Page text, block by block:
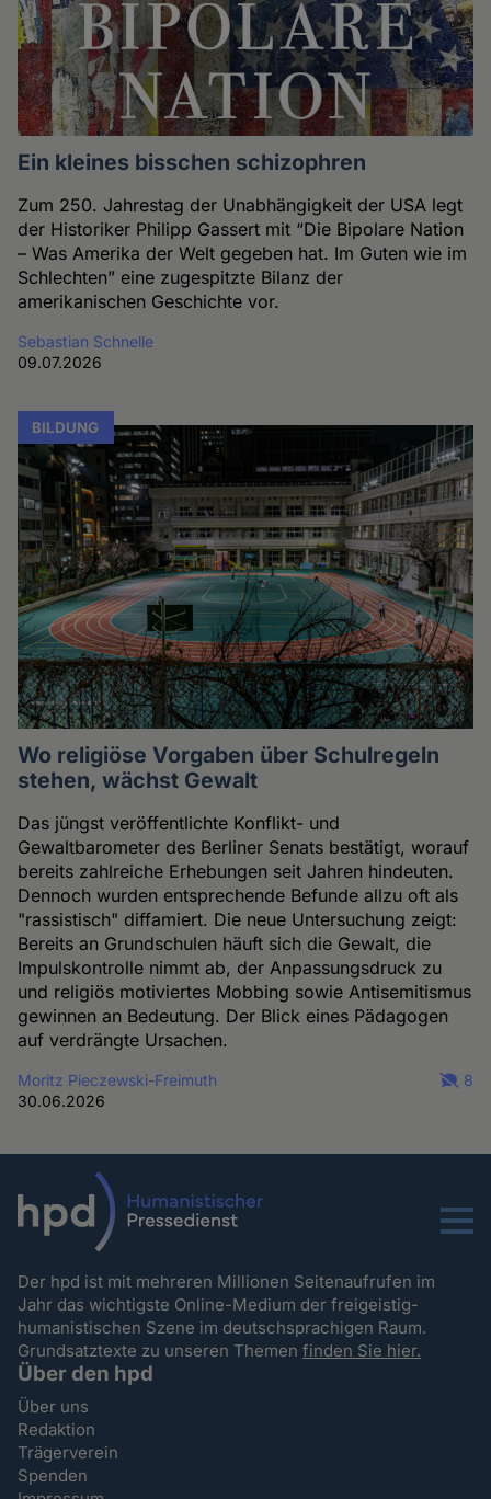
Ein kleines bisschen schizophren
Zum 250. Jahrestag der Unabhängigkeit der USA legt
der Historiker Philipp Gassert mit “Die Bipolare Nation
– Was Amerika der Welt gegeben hat. Im Guten wie im
Schlechten” eine zugespitzte Bilanz der
amerikanischen Geschichte vor.
Sebastian Schnelle
09.07.2026
BILDUNG
Wo religiöse Vorgaben über Schulregeln
stehen, wächst Gewalt
Das jüngst veröffentlichte Konflikt- und
Gewaltbarometer des Berliner Senats bestätigt, worauf
bereits zahlreiche Erhebungen seit Jahren hindeuten.
Dennoch wurden entsprechende Befunde allzu oft als
"rassistisch" diffamiert. Die neue Untersuchung zeigt:
Bereits an Grundschulen häuft sich die Gewalt, die
Impulskontrolle nimmt ab, der Anpassungsdruck zu
und religiös motiviertes Mobbing sowie Antisemitismus
gewinnen an Bedeutung. Der Blick eines Pädagogen
auf verdrängte Ursachen.
Moritz Pieczewski-Freimuth
30.06.2026
8
Menu
Der hpd ist mit mehreren Millionen Seitenaufrufen im
Jahr das wichtigste Online-Medium der freigeistig-
humanistischen Szene im deutschsprachigen Raum.
Grundsatztexte zu unseren Themenfinden Sie hier.
Über den hpd
Über uns
Redaktion
Trägerverein
Spenden